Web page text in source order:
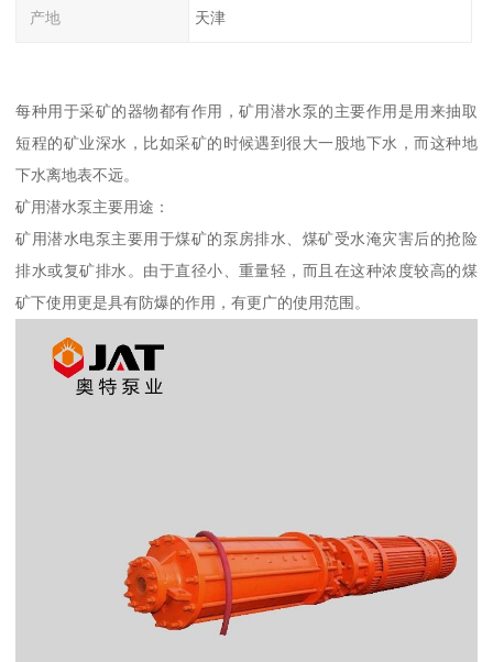
产地 天津
每种用于采矿的器物都有作用，矿用潜水泵的主要作用是用来抽取
短程的矿业深水，比如采矿的时候遇到很大一股地下水，而这种地
下水离地表不远。
矿用潜水泵主要用途：
矿用潜水电泵主要用于煤矿的泵房排水、煤矿受水淹灾害后的抢险
排水或复矿排水。由于直径小、重量轻，而且在这种浓度较高的煤
矿下使用更是具有防爆的作用，有更广的使用范围。